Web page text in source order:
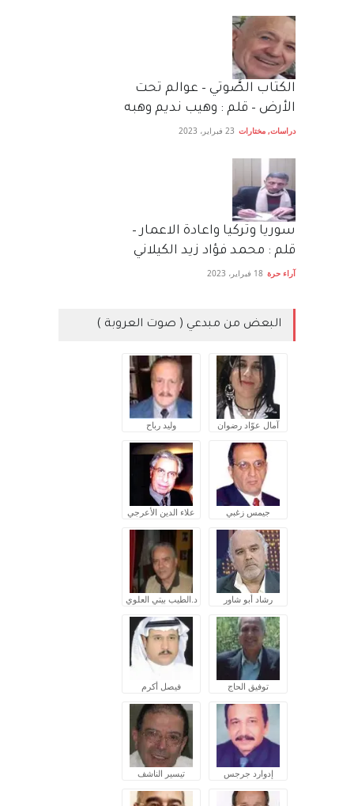
الكتاب الصَّوتي – عوالم تحت
الأرض – قلم : وهيب نديم وهبه
دراسات, مختارات 23 فبراير، 2023
سوريا وتركيا واعادة الاعمار –
قلم : محمد فؤاد زيد الكيلاني
آراء حرة 18 فبراير، 2023
البعض من مبدعي ( صوت العروبة )
آمال عوّاد رضوان وليد رباح
جيمس زغبي علاء الدين الأعرجي
رشاد أبو شاور د.الطيب بيتي العلوي
توفيق الحاج فيصل أكرم
إدوارد جرجس تيسير الناشف